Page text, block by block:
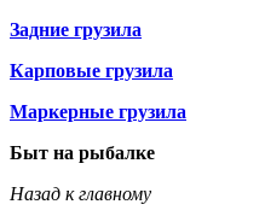
Задние грузила
Карповые грузила
Маркерные грузила
Быт на рыбалке
Назад к главному